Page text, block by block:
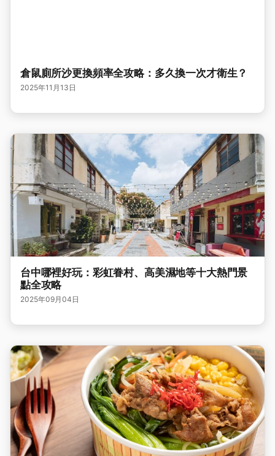
倉鼠廁所沙更換頻率全攻略：多久換一次才衛生？
2025年11月13日
台中哪裡好玩：彩虹眷村、高美濕地等十大熱門景
點全攻略
2025年09月04日